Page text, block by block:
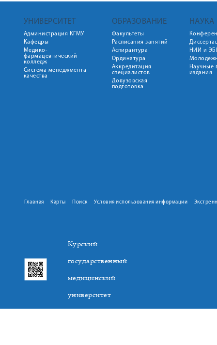
УНИВЕРСИТЕТ
Администрация КГМУ
Кафедры
Медико-
фармацевтический
колледж
Система менеджмента
качества
ОБРАЗОВАНИЕ
Факультеты
Расписания занятий
Аспирантура
Ординатура
Аккредитация
специалистов
Довузовская
подготовка
НАУКА
НИИ и
Научные
издания
Главная Карты Поиск Условия использования информации
Курский
государственный
медицинский
университет